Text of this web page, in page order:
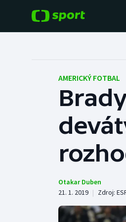
Hokej
Tenis
AMERICKÝ FOTBAL
Otakar Duben
21. 1. 2019 | Zdroj: